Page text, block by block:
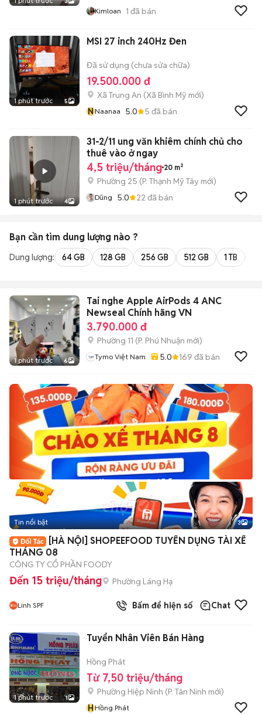
Kimloan 1 đã bán
1 phút trước 5
MSI 27 inch 240Hz Đen
Đã sử dụng (chưa sửa chữa)
19.500.000 đ
Xã Trung An (Xã Bình Mỹ mới)
NNaanaa 5.0 5 đã bán
1 phút trước 4
31-2/11 ung văn khiêm chính chủ cho
thuê vào ở ngay
4,5 triệu/tháng 20 m²
Phường 25 (P. Thạnh Mỹ Tây mới)
Dũng 5.0 22 đã bán
Bạn cần tìm dung lượng nào ?
Dung lượng: 64 GB 128 GB 256 GB 512 GB 1 TB
1 phút trước 6
Tai nghe Apple AirPods 4 ANC
Newseal Chính hãng VN
3.790.000 đ
Phường 11 (P. Phú Nhuận mới)
Tymo Việt Nam 5.0 169 đã bán
Tin nổi bật 3
[HÀ NỘI] SHOPEEFOOD TUYỂN DỤNG TÀI XẾ
THÁNG 08
CÔNG TY CỔ PHẦN FOODY
Đến 15 triệu/tháng Phường Láng Hạ
Linh SPF Bấm để hiện số Chat
1 phút trước 1
Tuyển Nhân Viên Bán Hàng
Hồng Phát
Từ 7,50 triệu/tháng
Phường Hiệp Ninh (P. Tân Ninh mới)
HHồng Phát